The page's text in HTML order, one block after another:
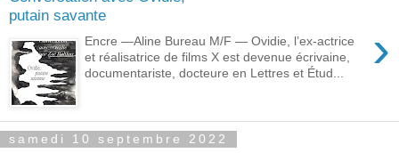
putain savante
›
Encre —Aline Bureau M/F — Ovidie, l’ex-actrice
et réalisatrice de films X est devenue écrivaine,
documentariste, docteure en Lettres et Étud...
samedi 10 septembre 2022